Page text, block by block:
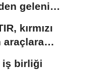
geleni
kırmızı
araçlara
iş birliği